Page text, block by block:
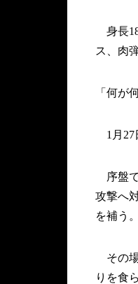
身長
ス、肉
「何が
1月27
序盤で
攻撃へ
を補う
その場
りを食